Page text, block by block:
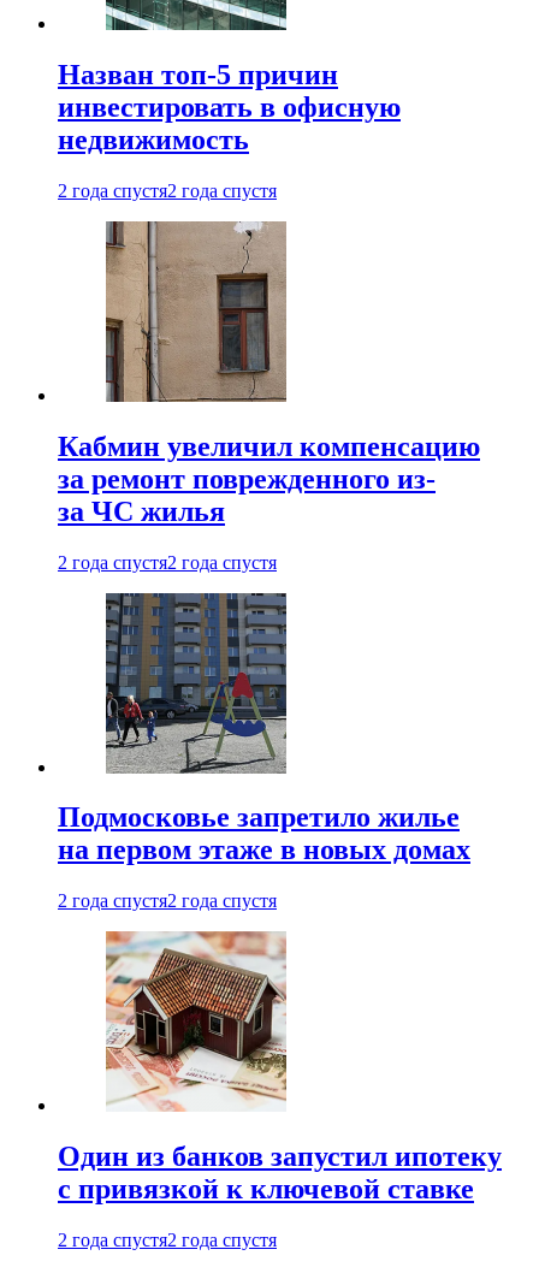
Назван топ-5 причин
инвестировать в офисную
недвижимость
2 года спустя2 года спустя
Кабмин увеличил компенсацию
за ремонт поврежденного из-
за ЧС жилья
2 года спустя2 года спустя
Подмосковье запретило жилье
на первом этаже в новых домах
2 года спустя2 года спустя
Один из банков запустил ипотеку
с привязкой к ключевой ставке
2 года спустя2 года спустя